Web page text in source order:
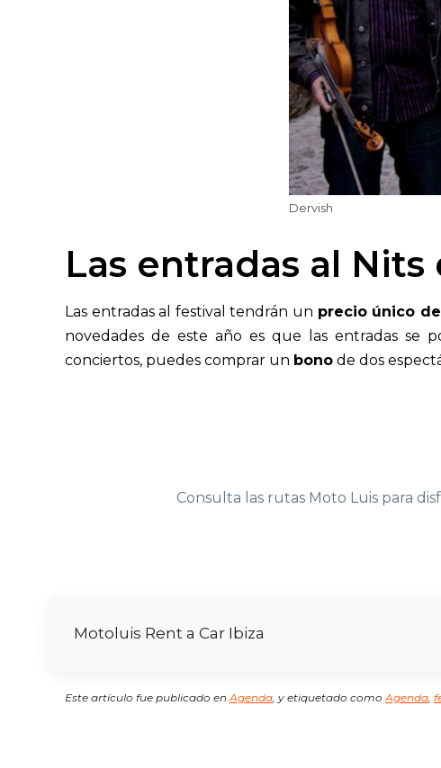
Dervish
Las entradas al Nits
Las entradas al festival tendrán un precio único
novedades de este año es que las entradas se
conciertos, puedes comprar un bono de dos
Consulta las rutas Moto Luis para
Motoluis Rent a Car Ibiza
Este artículo fue publicado en Agenda y etiquetado como Agenda